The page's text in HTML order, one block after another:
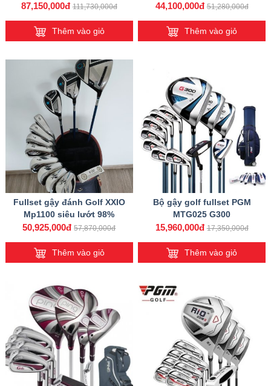
87,150,000đ 111,730,000đ
Thêm vào giỏ
44,100,000đ 51,280,000đ
Thêm vào giỏ
Fullset gậy đánh Golf XXIO
Mp1100 siêu lướt 98%
50,925,000đ 57,870,000đ
Thêm vào giỏ
Bộ gậy golf fullset PGM
MTG025 G300
15,960,000đ 17,350,000đ
Thêm vào giỏ